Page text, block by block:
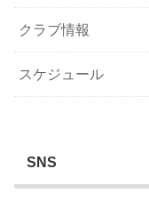
クラブ情報
スケジュール
SNS